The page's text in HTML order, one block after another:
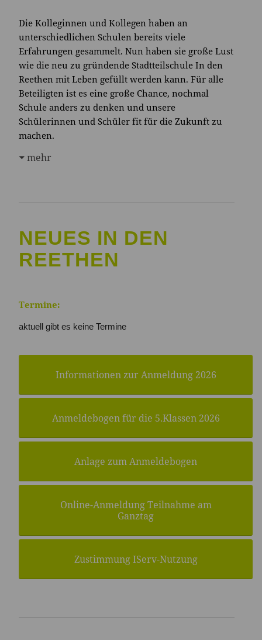
Die Kolleginnen und Kollegen haben an
unterschiedlichen Schulen bereits viele
Erfahrungen gesammelt. Nun haben sie große Lust
wie die neu zu gründende Stadtteilschule In den
Reethen mit Leben gefüllt werden kann. Für alle
Beteiligten ist es eine große Chance, nochmal
Schule anders zu denken und unsere
Schülerinnen und Schüler fit für die Zukunft zu
machen.
mehr
NEUES IN DEN
REETHEN
Termine:
aktuell gibt es keine Termine
Informationen zur Anmeldung 2026
Anmeldebogen für die 5.Klassen 2026
Anlage zum Anmeldebogen
Online-Anmeldung Teilnahme am
Ganztag
Zustimmung IServ-Nutzung